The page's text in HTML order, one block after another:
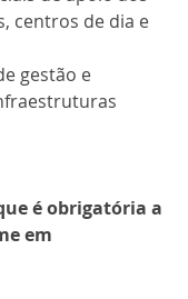
centros de dia e
gestão e
é obrigatória a
em